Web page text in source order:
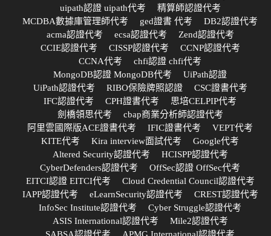
uipath認證 uipath代考
精算師認證代考
MCDBA數據庫管理師代考
ged證書 代考
DB2認證代考
acma認證代考
ecsa認證代考
Zend認證代考
CCIE認證代考
CISSP認證代考
CCNP認證代考
CCNA代考
chfi認證 chfi代考
MongoDB認證 MongoDB代考
UiPath認證
UiPath認證代考
RIBO保險牌照認證
CSC證書代考
IFC認證代考
CPH證書代考
思培CELPIP代考
劍橋領思代考
cbap商業分析師認證代考
阿里雲國際版ACE證書代考
IFIC證書代考
VEPT代考
KITE代考
Kira interview面試代考
Google代考
Altered Security認證代考
HCISPP認證代考
CyberDefenders認證代考
OffSec認證 OffSec代考
EITCI認證 EITCI代考
Cloud Credential Council認證代考
IAPP認證代考
eLearnSecurity認證代考
CREST認證代考
InfoSec Institute認證代考
Cyber Struggle認證代考
ASIS International認證代考
Mile2認證代考
SABSA認證代考
APMG International認證代考